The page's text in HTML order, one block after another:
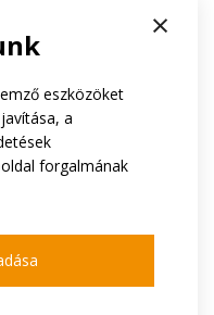
×
eszközöket
a
forgalmának
szerelünk
számára
és beöntött
és